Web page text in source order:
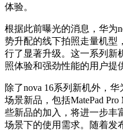
体验。
根据此前曝光的消息，华为
势升配的线下拍照走量机型
行了显著升级。这一系列新
照体验和强劲性能的用户提
除了nova 16系列新机外，
场景新品，包括MatePad
些新品的加入，将进一步丰
场景下的使用需求。随着发